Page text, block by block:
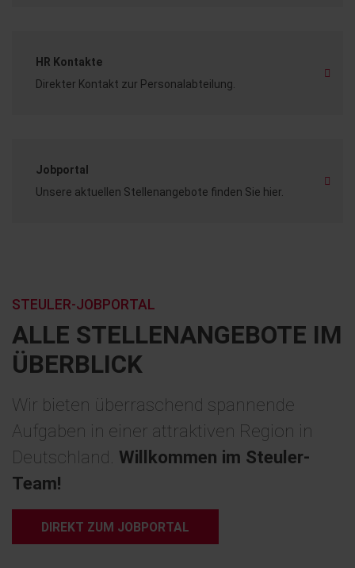
HR Kontakte
Direkter Kontakt zur Personalabteilung.
Jobportal
Unsere aktuellen Stellenangebote finden Sie hier.
ALLE STELLENANGEBOTE IM
ÜBERBLICK
STEULER-JOBPORTAL
Wir bieten überraschend spannende
Aufgaben in einer attraktiven Region in
Deutschland. Willkommen im Steuler-
Team!
DIREKT ZUM JOBPORTAL